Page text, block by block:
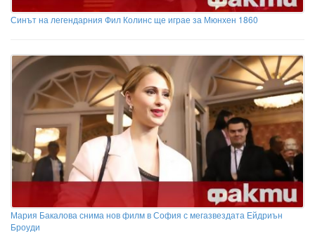
Синът на легендарния Фил Колинс ще играе за Мюнхен 1860
Мария Бакалова снима нов филм в София с мегазвездата Ейдриън
Броуди